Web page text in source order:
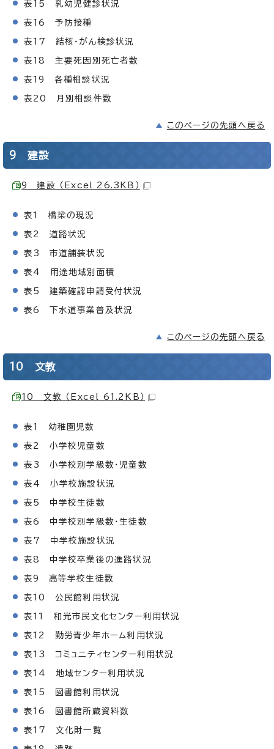
表15 乳幼児健診状況
表16 予防接種
表17 結核・がん検診状況
表18 主要死因別死亡者数
表19 各種相談状況
表20 月別相談件数
このページの先頭へ戻る
9 建設
9 建設 （Excel 26.3KB）
表1 橋梁の現況
表2 道路状況
表3 市道舗装状況
表4 用途地域別面積
表5 建築確認申請受付状況
表6 下水道事業普及状況
このページの先頭へ戻る
10 文教
10 文教 （Excel 61.2KB）
表1 幼稚園児数
表2 小学校児童数
表3 小学校別学級数・児童数
表4 小学校施設状況
表5 中学校生徒数
表6 中学校別学級数・生徒数
表7 中学校施設状況
表8 中学校卒業後の進路状況
表9 高等学校生徒数
表10 公民館利用状況
表11 和光市民文化センター利用状況
表12 勤労青少年ホーム利用状況
表13 コミュニティセンター利用状況
表14 地域センター利用状況
表15 図書館利用状況
表16 図書館所蔵資料数
表17 文化財一覧